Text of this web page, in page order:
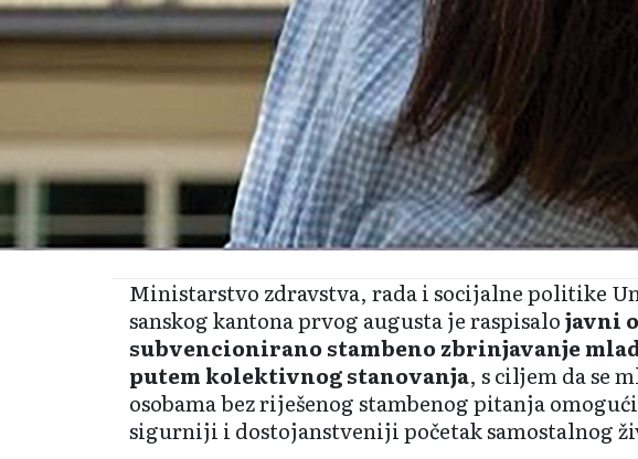
Ministarstvo zdravstva, rada i socijalne politike
sanskog kantona prvog augusta je raspisalojavni
subvencionirano stambeno zbrinjavanje
putem kolektivnog stanovanja, s ciljem da se
osobama bez riješenog stambenog pitanja omogući
sigurniji i dostojanstveniji početak samostalnog